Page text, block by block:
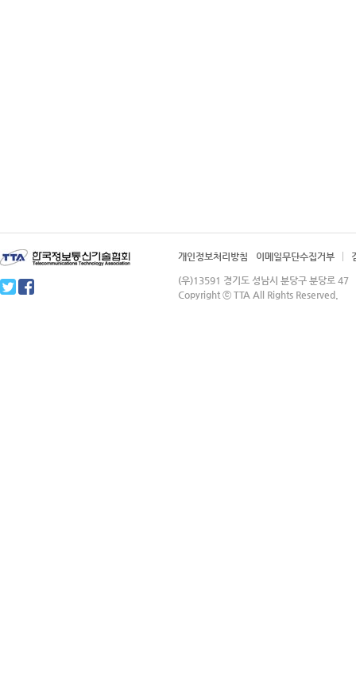
개인정보처리방침 이메일무단수집거부
(우)13591 경기도 성남시 분당구 분당로
Copyright ⓒ TTA All Rights Reserved.